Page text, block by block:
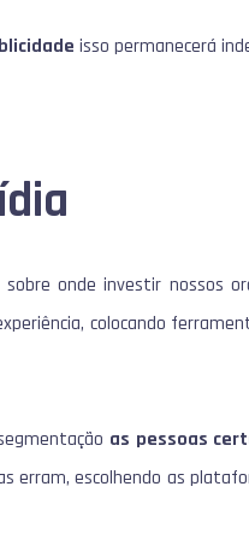
isso permanecerá
onde investir nossos
colocando
as pessoas
erram, escolhendo as